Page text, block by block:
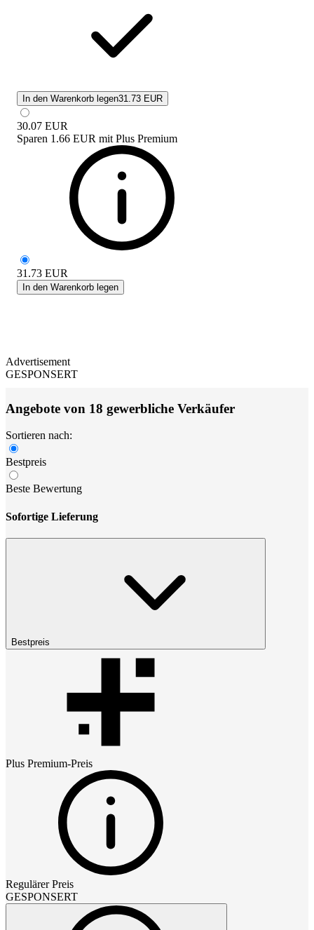
In den Warenkorb legen31.73 EUR
30.07 EUR
Sparen 1.66 EUR mit Plus Premium
31.73 EUR
In den Warenkorb legen
Advertisement
GESPONSERT
Angebote von 18 gewerbliche Verkäufer
Sortieren nach:
Bestpreis
Beste Bewertung
Sofortige Lieferung
Bestpreis
Plus Premium-Preis
Regulärer Preis
GESPONSERT